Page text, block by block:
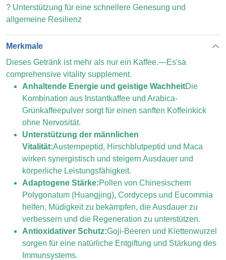
?️ Unterstützung für eine schnellere Genesung und
allgemeine Resilienz
Merkmale
Dieses Getränk ist mehr als nur ein Kaffee.—Es'sa
comprehensive vitality supplement.
Anhaltende Energie und geistige WachheitDie
Kombination aus Instantkaffee und Arabica-
Grünkaffeepulver sorgt für einen sanften Koffeinkick
ohne Nervosität.
Unterstützung der männlichen
Vitalität:Austernpeptid, Hirschblutpeptid und Maca
wirken synergistisch und steigern Ausdauer und
körperliche Leistungsfähigkeit.
Adaptogene Stärke:Pollen von Chinesischem
Polygonatum (Huangjing), Cordyceps und Eucommia
helfen, Müdigkeit zu bekämpfen, die Ausdauer zu
verbessern und die Regeneration zu unterstützen.
Antioxidativer Schutz:Goji-Beeren und Klettenwurzel
sorgen für eine natürliche Entgiftung und Stärkung des
Immunsystems.